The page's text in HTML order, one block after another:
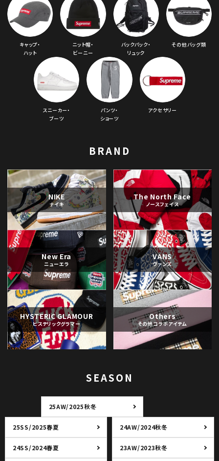
キャップ・
ハット
ニット帽・
ビーニー
バックパック・
リュック
その他バッグ類
スニーカー・
ブーツ
パンツ・
ショーツ
アクセサリー
BRAND
NIKE
ナイキ
The North Face
ノースフェイス
New Era
ニューエラ
VANS
ヴァンズ
HYSTERIC GLAMOUR
ヒステリックグラマー
Others
その他コラボアイテム
SEASON
25AW/2025秋冬
25SS/2025春夏 24AW/2024秋冬
24SS/2024春夏 23AW/2023秋冬